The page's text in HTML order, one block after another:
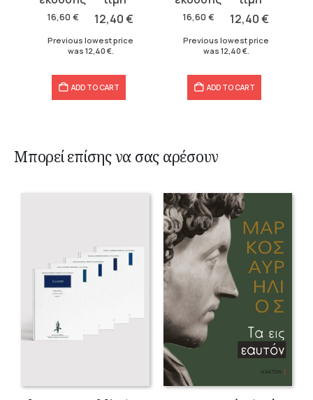
16,60 €
was:
12,40€
is:
Previous lowest price
was 12,40 €.
ADD TO CART
16,60 €
was:
12,40€
is:
Previous lowest price
was 12,40 €.
ADD TO CART
Μπορεί επίσης να σας αρέσουν